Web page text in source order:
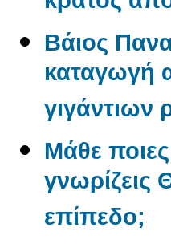
Βάιος
καταγωγή
Μάθε
γνωρίζεις
επίπεδο;